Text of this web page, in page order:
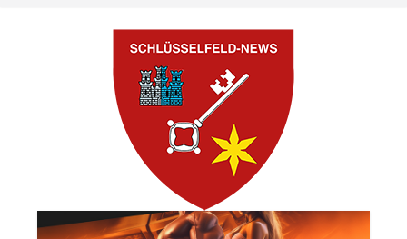
Brand in Sägewerk in Bernroth schnell unter
Kontrolle
Stadt Schlüsselfeld bietet Online-Anmeldung für
Kindergartenplätze an
Dieseldiebstahl im Wert von 600 Euro